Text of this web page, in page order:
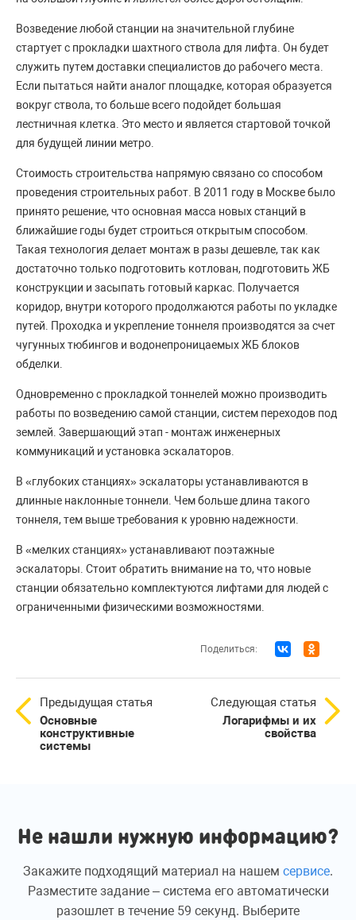
Возведение любой станции на значительной глубине
стартует с прокладки шахтного ствола для лифта. Он будет
служить путем доставки специалистов до рабочего места.
Если пытаться найти аналог площадке, которая образуется
вокруг ствола, то больше всего подойдет большая
лестничная клетка. Это место и является стартовой точкой
для будущей линии метро.
Стоимость строительства напрямую связано со способом
проведения строительных работ. В 2011 году в Москве было
принято решение, что основная масса новых станций в
ближайшие годы будет строиться открытым способом.
Такая технология делает монтаж в разы дешевле, так как
достаточно только подготовить котлован, подготовить ЖБ
конструкции и засыпать готовый каркас. Получается
коридор, внутри которого продолжаются работы по укладке
путей. Проходка и укрепление тоннеля производятся за счет
чугунных тюбингов и водонепроницаемых ЖБ блоков
обделки.
Одновременно с прокладкой тоннелей можно производить
работы по возведению самой станции, систем переходов под
землей. Завершающий этап - монтаж инженерных
коммуникаций и установка эскалаторов.
В «глубоких станциях» эскалаторы устанавливаются в
длинные наклонные тоннели. Чем больше длина такого
тоннеля, тем выше требования к уровню надежности.
В «мелких станциях» устанавливают поэтажные
эскалаторы. Стоит обратить внимание на то, что новые
станции обязательно комплектуются лифтами для людей с
ограниченными физическими возможностями.
Поделиться:
Предыдущая статья
Основные
конструктивные
системы
Следующая статья
Логарифмы и их
свойства
Не нашли нужную информацию?
Закажите подходящий материал на нашем сервисе.
Разместите задание – система его автоматически
разошлет в течение 59 секунд. Выберите